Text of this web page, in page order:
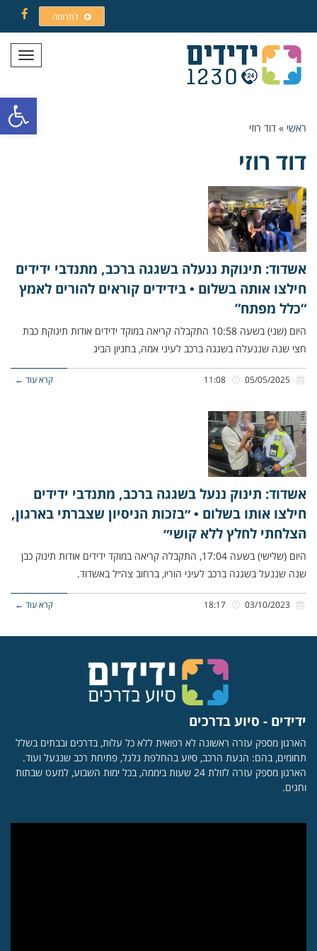
פתח
לתרומה
תפריט
ראשי » דוד רוזי
דוד רוזי
אשדוד: תינוקת ננעלה בשגגה ברכב, מתנדבי ידידים
חילצו אותה בשלום • בידידים קוראים להורים לאמץ
“כלל מפתח”
היום (שני) בשעה 10:58 התקבלה קריאה במוקד ידידים אודות תינוקת כבת
חצי שנה שננעלה בשגגה ברכב לעיני אמהּ, בחניון הביג
קרא עוד ←
אשדוד: תינוק ננעל בשגגה ברכב, מתנדבי ידידים
חילצו אותו בשלום • ״בזכות הניסיון שצברתי בארגון,
הצלחתי לחלץ ללא קושי״
היום (שלישי) בשעה 17:04, התקבלה קריאה במוקד ידידים אודות תינוק כבן
שנה שננעל בשגגה ברכב לעיני הוריו, ברחוב צה״ל באשדוד.
קרא עוד ←
ידידים - סיוע בדרכים
הארגון מספק עזרה ראשונה לא רפואית ללא כל עלות, בדרכים ובבתים בשלל
תחומים, בהם: הנעת הרכב, סיוע בהחלפת גלגל, פתיחת רכב שננעל ועוד.
הארגון מספק עזרה לזולת 24 שעות ביממה, בכל ימות השבוע, למעט שבתות
וחגים.